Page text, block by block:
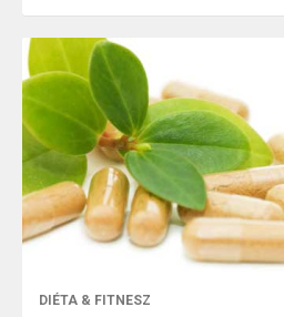
DIÉTA & FITNESZ